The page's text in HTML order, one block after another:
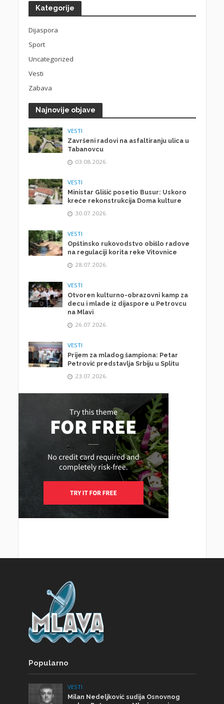
Kategorije
Dijaspora
Sport
Uncategorized
Vesti
Zabava
Najnovije objave
VESTI
Završeni radovi na asfaltiranju ulica u
Tabanovcu
03.08.2026.
VESTI
Ministar Glišić posetio Busur: Uskoro
kreće rekonstrukcija Doma kulture
30.07.2026.
VESTI
Opštinsko rukovodstvo obišlo radove
na regulaciji korita reke Vitovnice
28.07.2026.
VESTI
Otvoren kulturno-obrazovni kamp za
decu i mlade iz dijaspore u Petrovcu
na Mlavi
26.07.2026.
VESTI
Prijem za mladog šampiona: Petar
Petrović predstavlja Srbiju u Splitu
23.07.2026.
Popularno
VESTI
Milan Nedeljković sudija Osnovnog